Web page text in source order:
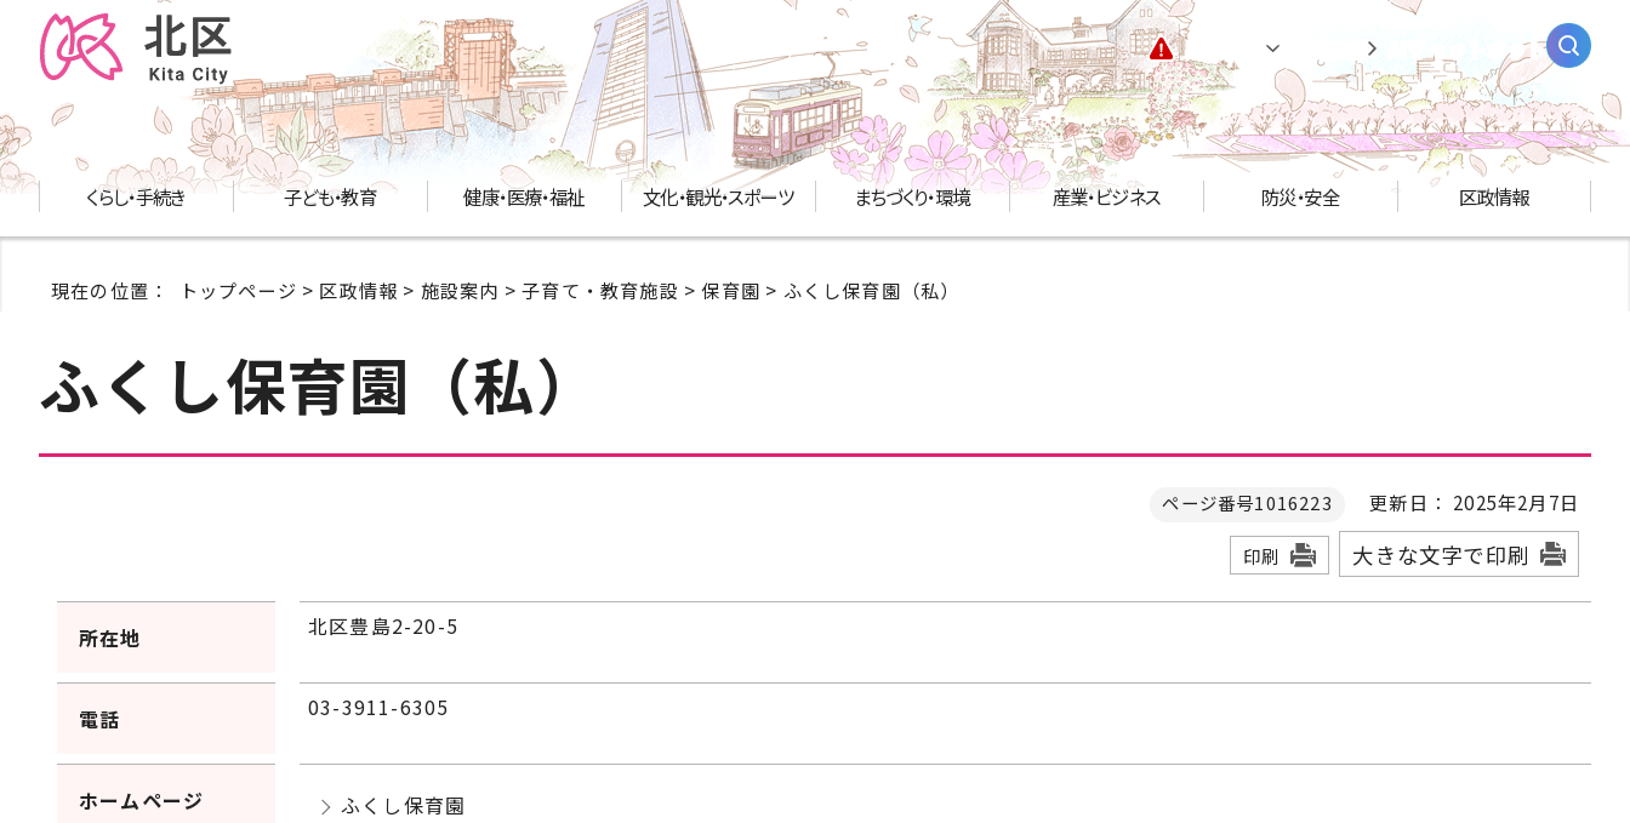
緊急情報 AIチャットボット
くらし・手続き 子ども・教育 健康・医療・福祉 文化・観光・スポーツ まちづくり・環境 産業・ビジネス 防災・安全 区政情報
現在の位置： トップページ > 区政情報 > 施設案内 >子育て・教育施設 >保育園 > ふくし保育園（私）
ふくし保育園（私）
ページ番号1016223 更新日： 2025年2月7日
印刷 大きな文字で印刷
所在地 北区豊島2-20-5
電話 03-3911-6305
ホームページ ふくし保育園